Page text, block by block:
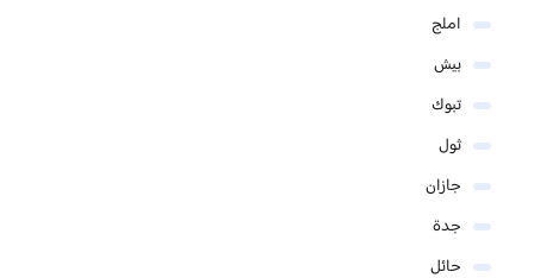
املج
بيش
تبوك
ثول
جازان
جدة
حائل